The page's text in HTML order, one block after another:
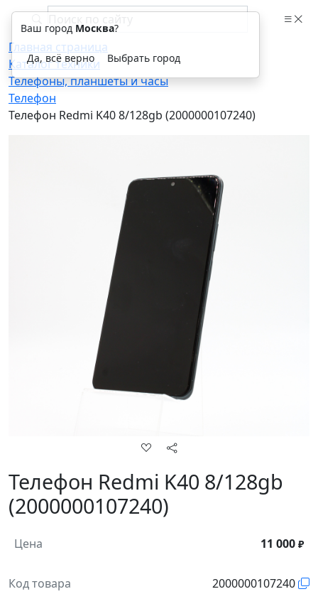
Главная страница
Каталог техники
Телефоны, планшеты и часы
Телефон
Телефон Redmi K40 8/128gb (2000000107240)
Телефон Redmi K40 8/128gb
(2000000107240)
Цена 11 000 ₽
Код товара
2000000107240
Ваш город Москва?
Да, всё верно Выбрать город